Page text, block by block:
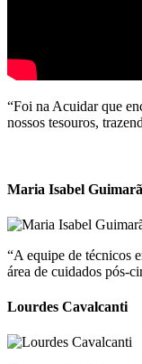
“Foi na Acuidar que
nossos tesouros,
Maria Isabel
“A equipe de técnicos
área de cuidados pós-
Lourdes Cavalcanti